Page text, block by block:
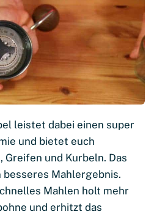
leistet dabei einen super
und bietet euch
und Kurbeln. Das
Mahlergebnis.
Mahlen holt mehr
und erhitzt das